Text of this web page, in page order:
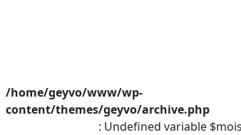
/home/geyvo/www/wp-
content/themes/geyvo/archive.php
: Undefined variable